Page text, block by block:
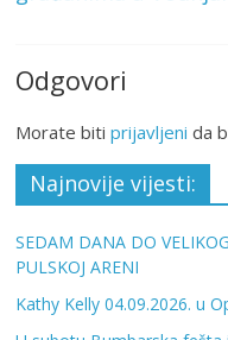
Odgovori
Morate bitiprijavljeni da
Najnovije vijesti:
SEDAM DANA DO
PULSKOJ ARENI
Kathy Kelly 04.09.2026. u